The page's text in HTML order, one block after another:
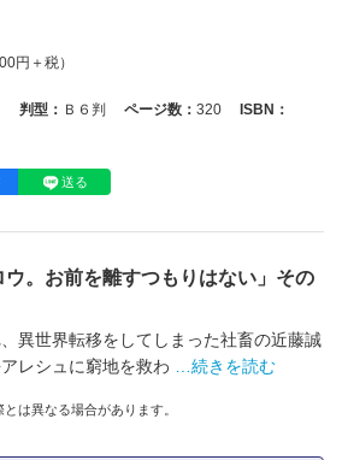
円＋税）
判型： Ｂ６判 ページ数： 320
ISBN：
送る
ウ。お前を離すつもりはない」その
異世界転移をしてしまった社畜の近藤誠
レシュに窮地を救わ
…続きを読む
は異なる場合があります。